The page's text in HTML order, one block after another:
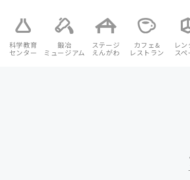
科学教育
センター
鍛冶
ミュージアム
ステージ
えんがわ
カフェ&
レストラン
レ
スペ